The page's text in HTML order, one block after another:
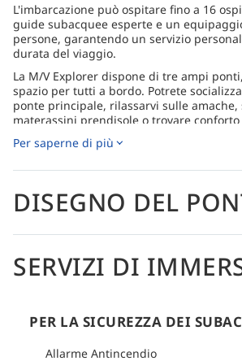
L'imbarcazione può ospitare fino a 16
guide subacquee esperte e un
persone, garantendo un servizio
durata del viaggio.
La M/V Explorer dispone di tre ampi
spazio per tutti a bordo. Potrete
ponte principale, rilassarvi sulle amache,
materassini prendisole o trovare
quando avete bisogno di una pausa.
La sicurezza è una priorità assoluta e la
di salvataggio, GPS, radio VHF, rilevatori
ossigeno al 100%, kit di pronto soccorso,
Lo chef di bordo prepara deliziosi piatti
Le nostre guide subacquee esperte sono
dell'oceano e condivideranno fatti
Per saperne di più
DISEGNO DEL
SERVIZI DI
PER LA SICUREZZA DEI
Allarme Antincendio